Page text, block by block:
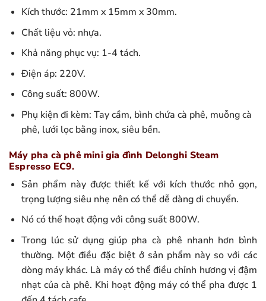
Kích thước: 21mm x 15mm x 30mm.
Chất liệu vỏ: nhựa.
Khả năng phục vụ: 1-4 tách.
Điện áp: 220V.
Công suất: 800W.
Phụ kiện đi kèm: Tay cầm, bình chứa cà phê, muỗng cà
phê, lưới lọc bằng inox, siêu bền.
Máy pha cà phê mini gia đình Delonghi Steam
Espresso EC9.
Sản phẩm này được thiết kế với kích thước nhỏ gọn,
trọng lượng siêu nhẹ nên có thể dễ dàng di chuyển.
Nó có thể hoạt động với công suất 800W.
Trong lúc sử dụng giúp pha cà phê nhanh hơn bình
thường. Một điều đặc biệt ở sản phẩm này so với các
dòng máy khác. Là máy có thể điều chỉnh hương vị đậm
nhạt của cà phê. Khi hoạt động máy có thể pha được 1